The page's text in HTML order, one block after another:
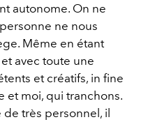
autonome. On ne
ne nous
Même en étant
avec toute une
et créatifs, in fine
et moi, qui tranchons.
très personnel, il